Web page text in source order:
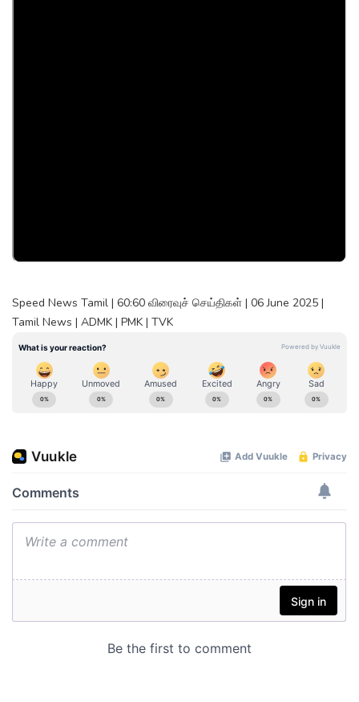
Speed News Tamil | 60:60 விரைவுச் செய்திகள் | 06 June 2025 |
Tamil News | ADMK | PMK | TVK